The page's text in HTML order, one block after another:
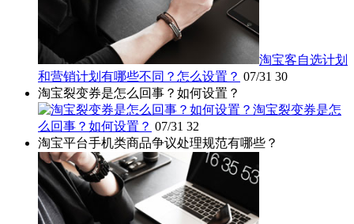
淘宝客自选计划
和营销计划有哪些不同？怎么设置？ 07/31 30
淘宝裂变券是怎么回事？如何设置？
淘宝裂变券是怎
么回事？如何设置？ 07/31 32
淘宝平台手机类商品争议处理规范有哪些？